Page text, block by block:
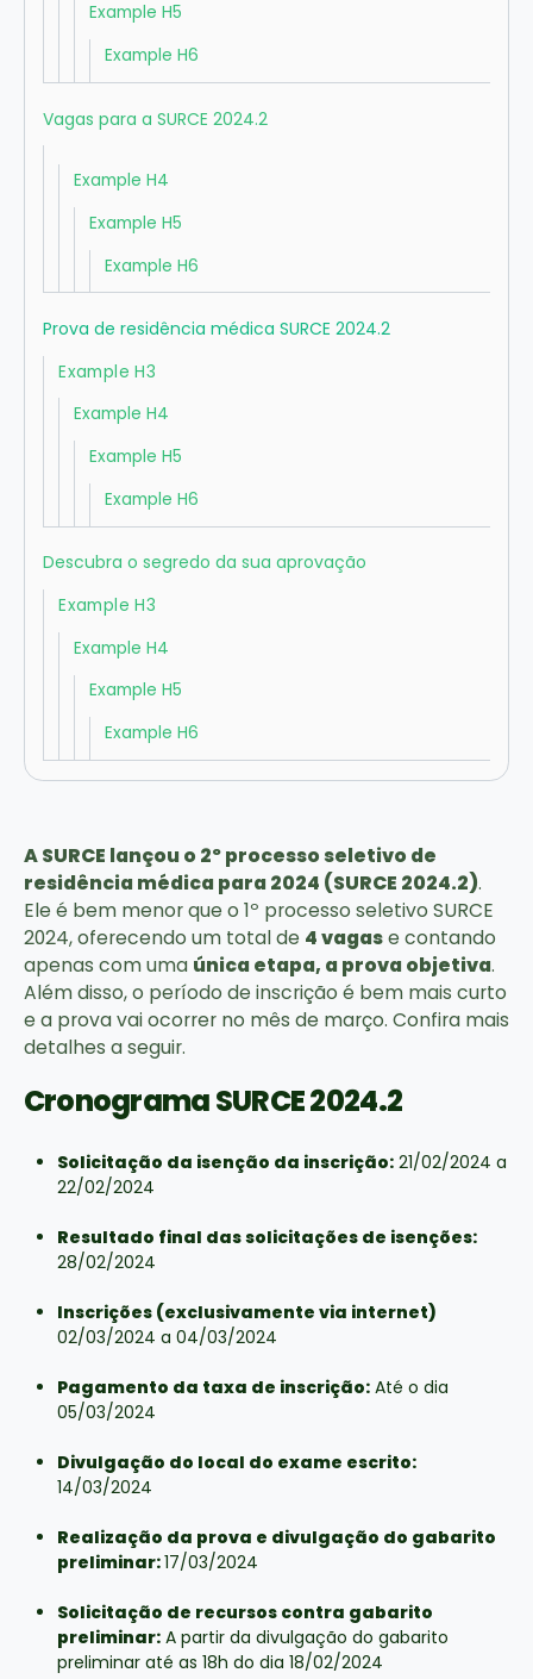
Example H5
Example H6
Vagas para a SURCE 2024.2
Example H4
Example H5
Example H6
Prova de residência médica SURCE 2024.2
Example H3
Example H4
Example H5
Example H6
Descubra o segredo da sua aprovação
Example H3
Example H4
Example H5
Example H6
A SURCE lançou o 2º processo seletivo de
residência médica para 2024 (SURCE 2024.2).
Ele é bem menor que o 1º processo seletivo SURCE
2024, oferecendo um total de 4 vagase contando
apenas com uma única etapa, a prova objetiva.
Além disso, o período de inscrição é bem mais curto
e a prova vai ocorrer no mês de março. Confira mais
detalhes a seguir.
Cronograma SURCE 2024.2
Solicitação da isenção da inscrição:21/02/2024 a
22/02/2024
Resultado final das solicitações de isenções:
28/02/2024
Inscrições (exclusivamente via internet)
02/03/2024 a 04/03/2024
Pagamento da taxa de inscrição:Até o dia
05/03/2024
Divulgação do local do exame escrito:
14/03/2024
Realização da prova e divulgação do gabarito
preliminar:17/03/2024
Solicitação de recursos contra gabarito
preliminar:A partir da divulgação do gabarito
preliminar até as 18h do dia 18/02/2024